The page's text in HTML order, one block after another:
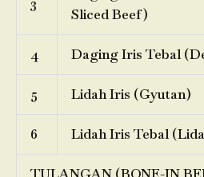
Sliced Beef)
4 Daging Iris Tebal
5 Lidah Iris (Gyutan)
6 Lidah Iris Tebal